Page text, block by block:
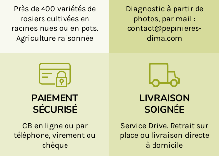
Près de 400 variétés de
rosiers cultivées en
racines nues ou en pots.
Agriculture raisonnée
Diagnostic à partir de
photos, par mail :
contact@pepinieres-
dima.com
PAIEMENT
SÉCURISÉ
CB en ligne ou par
téléphone, virement ou
chèque
LIVRAISON
SOIGNÉE
Service Drive. Retrait sur
place ou livraison directe
à domicile